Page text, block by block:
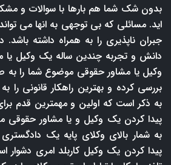
بدون شک شما هم بارها با سوالات و
اید. مسائلی که بی توجهی به انها می
جبران ناپذیری را به همراه داشته
دانش و تجربه چندین ساله یک وکیل یا
وکیل یا مشاور حقوقی موضوع شما را به
بررسی کرده و بهترین راهکار قانونی را
به ذکر است که اولین و مهمترین قدم
پیدا کردن یک وکیل و یا مشاور حقوقی
به شمار بالای وکلای پایه یک
پیدا کردن یک وکیل کاربلد امری